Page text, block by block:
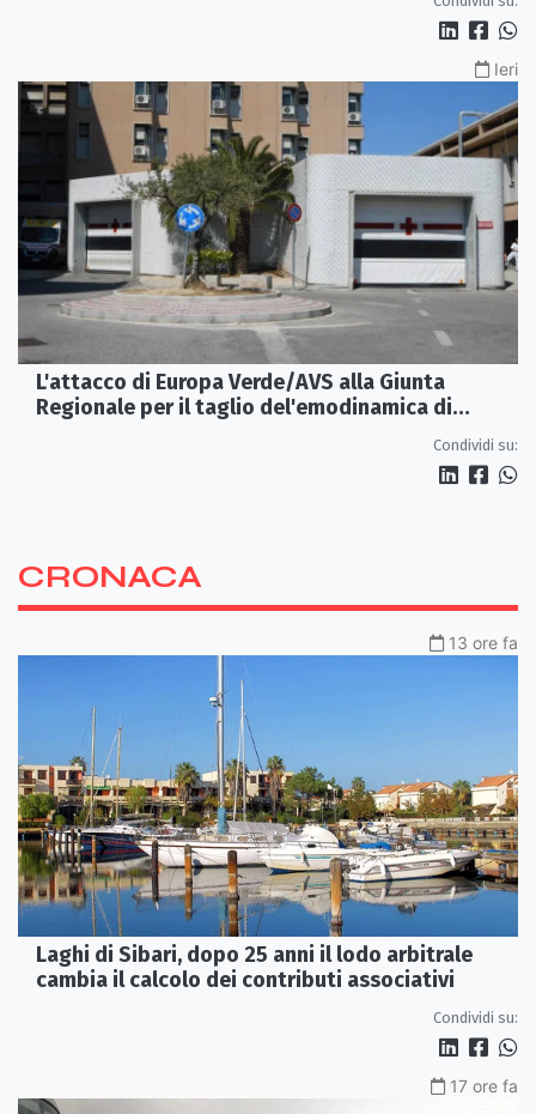
Ieri
L'attacco di Europa Verde/AVS alla Giunta
Regionale per il taglio del'emodinamica di
Condividi su:
CRONACA
13 ore fa
Laghi di Sibari, dopo 25 anni il lodo arbitrale
cambia il calcolo dei contributi associativi
Condividi su:
17 ore fa